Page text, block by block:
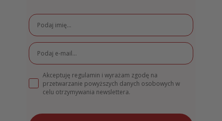
Akceptuję regulamin i wyrażam zgodę na
przetwarzanie powyższych danych osobowych w
celu otrzymywania newslettera.